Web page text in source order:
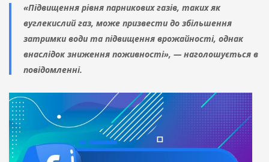
«Підвищення рівня парникових газів, таких як
вуглекислий газ, може призвести до збільшення
затримки води та підвищення врожайності, однак
внаслідок зниження поживності», — наголошується в
повідомленні.